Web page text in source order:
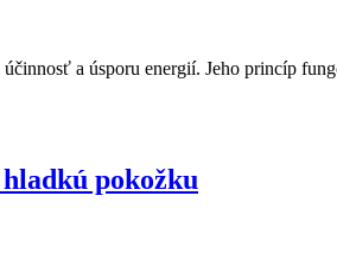
a úsporu energií. Jeho princíp
pokožku